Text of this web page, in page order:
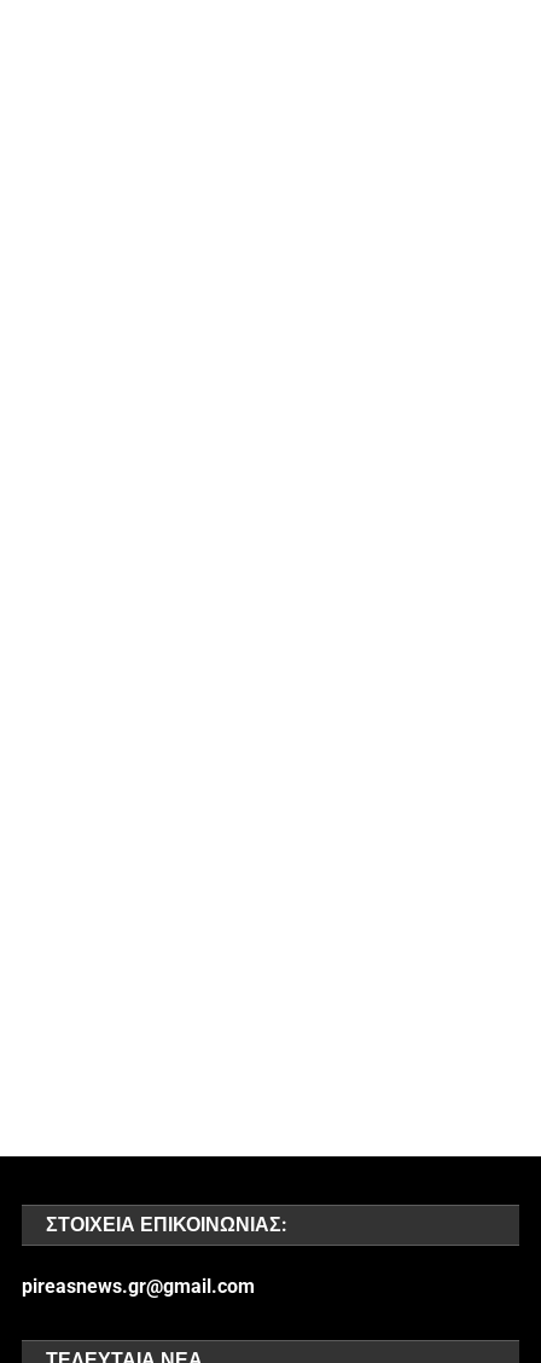
ΣΤΟΙΧΕΊΑ ΕΠΙΚΟΙΝΩΝΊΑΣ:
pireasnews.gr@gmail.com